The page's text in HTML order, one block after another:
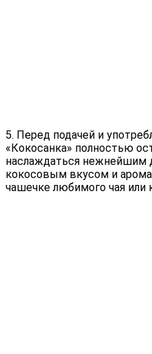
5. Перед подачей и
«Кокосанка» полностью
наслаждаться
кокосовым вкусом и
чашечке любимого чая или